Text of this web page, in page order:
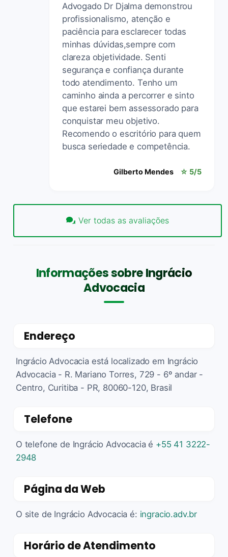
Advogado Dr Djalma demonstrou
profissionalismo, atenção e
paciência para esclarecer todas
minhas dúvidas,sempre com
clareza objetividade. Senti
segurança e confiança durante
todo atendimento. Tenho um
caminho ainda a percorrer e sinto
que estarei bem assessorado para
conquistar meu objetivo.
Recomendo o escritório para quem
busca seriedade e competência.
Gilberto Mendes ☆ 5/5
Ver todas as avaliações
Informações sobre Ingrácio
Advocacia
Endereço
Ingrácio Advocacia está localizado em Ingrácio
Advocacia - R. Mariano Torres, 729 - 6º andar -
Centro, Curitiba - PR, 80060-120, Brasil
Telefone
O telefone de Ingrácio Advocacia é +55 41 3222-
2948
Página da Web
O site de Ingrácio Advocacia é: ingracio.adv.br
Horário de Atendimento